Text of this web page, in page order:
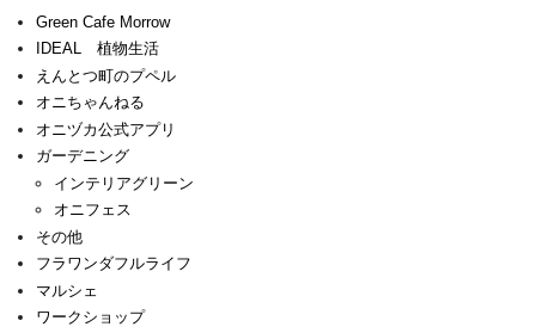
Green Cafe Morrow
IDEAL 植物生活
えんとつ町のプペル
オニちゃんねる
オニヅカ公式アプリ
ガーデニング
インテリアグリーン
オニフェス
その他
フラワンダフルライフ
マルシェ
ワークショップ